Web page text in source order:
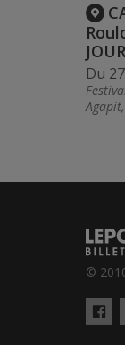
Du
©
Facebook